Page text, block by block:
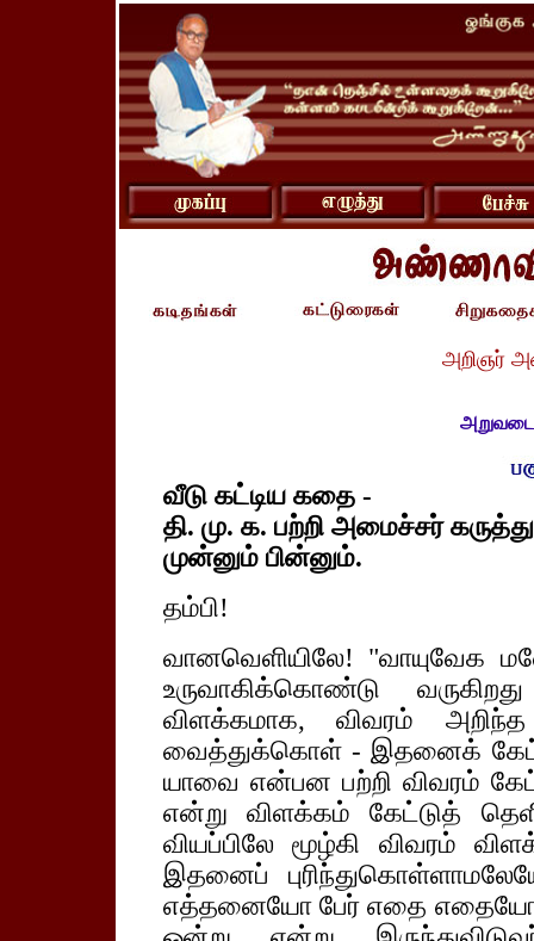
அறிஞர்
வீடு கட்டிய கதை -
தி. மு. க. பற்றி அமைச்சர்
முன்னும் பின்னும்.
தம்பி!
வானவெளியிலே! "வாயுவேக
உருவாகிக்கொண்டு
விளக்கமாக, விவரம் அறிந்த
வைத்துக்கொள் - இதனைக்
யாவை என்பன பற்றி விவரம்
என்று விளக்கம் கேட்டுத்
வியப்பிலே மூழ்கி விவரம்
இதனைப்
எத்தனையோ பேர் எதை